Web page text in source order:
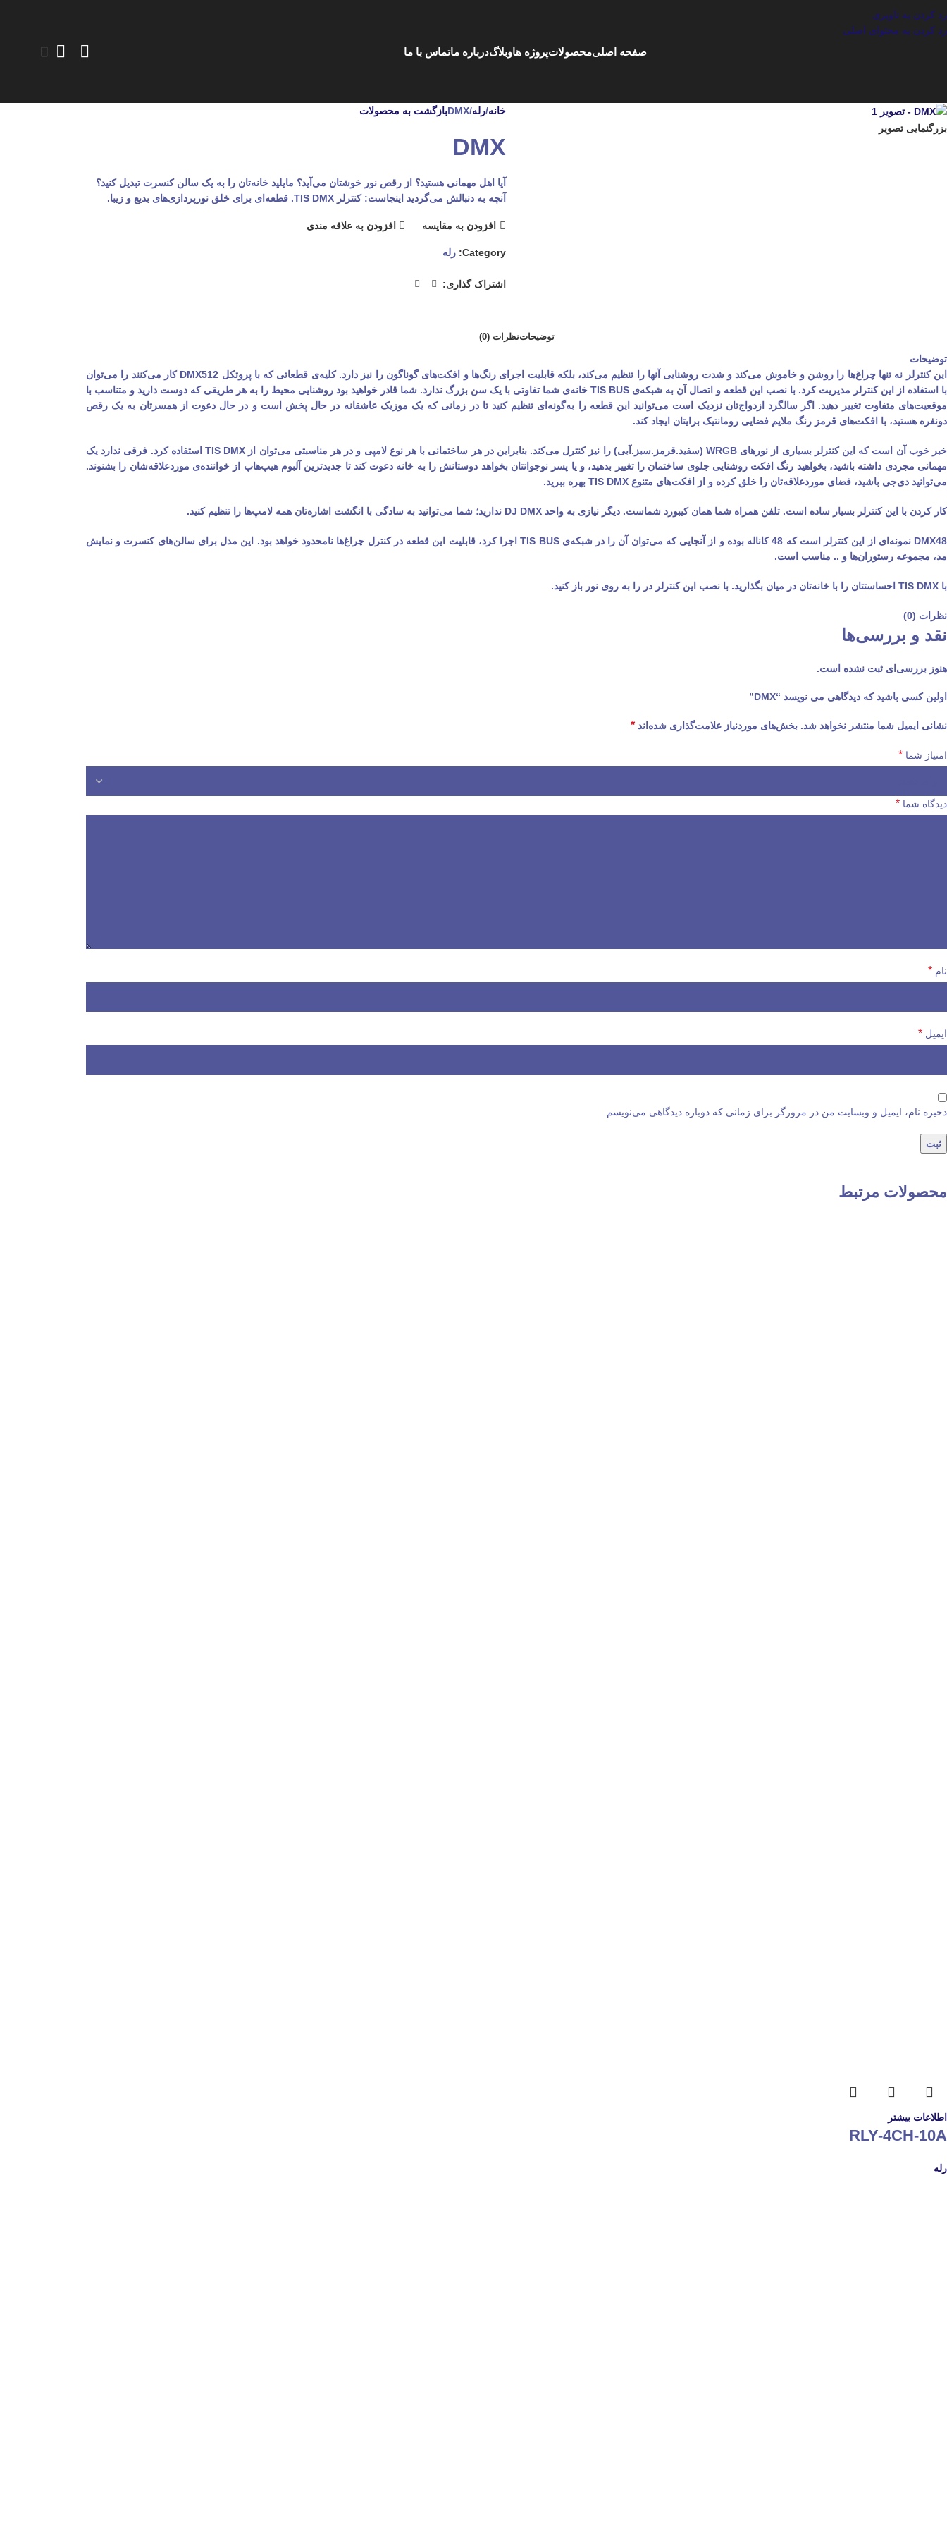
رد کردن به ناوبری
رد کردن به محتوای اصلی
صفحه اصلیمحصولاتپروژه هاوبلاگدرباره ماتماس با ما
بزرگنمایی تصویر
خانه رله DMXبازگشت به محصولات
DMX
آیا اهل مهمانی هستید؟ از رقص نور خوشتان می‌آید؟ مایلید خانه‌تان را به یک سالن کنسرت تبدیل کنید؟
آنچه به دنبالش می‌گردید اینجاست: کنترلر TIS DMX. قطعه‌ای برای خلق نورپردازی‌های بدیع و زیبا.
افزودن به مقایسه افزودن به علاقه مندی
Category: رله
اشتراک گذاری:
توضیحاتنظرات (0)
توضیحات
این کنترلر نه تنها چراغ‌ها را روشن و خاموش می‌کند و شدت روشنایی آنها را تنظیم می‌کند، بلکه قابلیت اجرای رنگ‌ها و افکت‌های گوناگون را نیز دارد. کلیه‌ی قطعاتی که با پروتکل DMX512 کار می‌کنند را می‌توان
با استفاده از این کنترلر مدیریت کرد. با نصب این قطعه و اتصال آن به شبکه‌ی TIS BUS خانه‌ی شما تفاوتی با یک سن بزرگ ندارد. شما قادر خواهید بود روشنایی محیط را به هر طریقی که دوست دارید و متناسب با
موقعیت‌های متفاوت تغییر دهید. اگر سالگرد ازدواج‌تان نزدیک است می‌توانید این قطعه را به‌گونه‌ای تنظیم کنید تا در زمانی که یک موزیک عاشقانه در حال پخش است و در حال دعوت از همسرتان به یک رقص
دونفره هستید، با افکت‌های قرمز رنگ ملایم فضایی رومانتیک برایتان ایجاد کند.
خبر خوب آن است که این کنترلر بسیاری از نورهای WRGB (سفید.قرمز.سبز.آبی) را نیز کنترل می‌کند. بنابراین در هر ساختمانی با هر نوع لامپی و در هر مناسبتی می‌توان از TIS DMX استفاده کرد. فرقی ندارد یک
مهمانی مجردی داشته باشید، بخواهید رنگ افکت روشنایی جلوی ساختمان را تغییر بدهید، و یا پسر نوجوانتان بخواهد دوستانش را به خانه دعوت کند تا جدیدترین آلبوم هیپ‌هاپ از خواننده‌ی موردعلاقه‌شان را بشنوند.
می‌توانید دی‌جی باشید، فضای موردعلاقه‌تان را خلق کرده و از افکت‌های متنوع TIS DMX بهره ببرید.
کار کردن با این کنترلر بسیار ساده است. تلفن همراه شما همان کیبورد شماست. دیگر نیازی به واحد DJ DMX ندارید؛ شما می‌توانید به سادگی با انگشت اشاره‌تان همه لامپ‌ها را تنظیم کنید.
DMX48 نمونه‌ای از این کنترلر است که 48 کاناله بوده و از آنجایی که می‌توان آن را در شبکه‌ی TIS BUS اجرا کرد، قابلیت این قطعه در کنترل چراغ‌ها نامحدود خواهد بود. این مدل برای سالن‌‌های کنسرت و نمایش
مد، مجموعه رستوران‌ها و .. مناسب است.
با TIS DMX احساستتان را با خانه‌تان در میان بگذارید. با نصب این کنترلر در را به روی نور باز کنید.
نظرات (0)
نقد و بررسی‌ها
هنوز بررسی‌ای ثبت نشده است.
اولین کسی باشید که دیدگاهی می نویسد “DMX”
نشانی ایمیل شما منتشر نخواهد شد. بخش‌های موردنیاز علامت‌گذاری شده‌اند *
امتیاز شما *
دیدگاه شما *
نام *
ایمیل *
ذخیره نام، ایمیل و وبسایت من در مرورگر برای زمانی که دوباره دیدگاهی می‌نویسم.
محصولات مرتبط
اطلاعات بیشتر
RLY-4CH-10A
رله